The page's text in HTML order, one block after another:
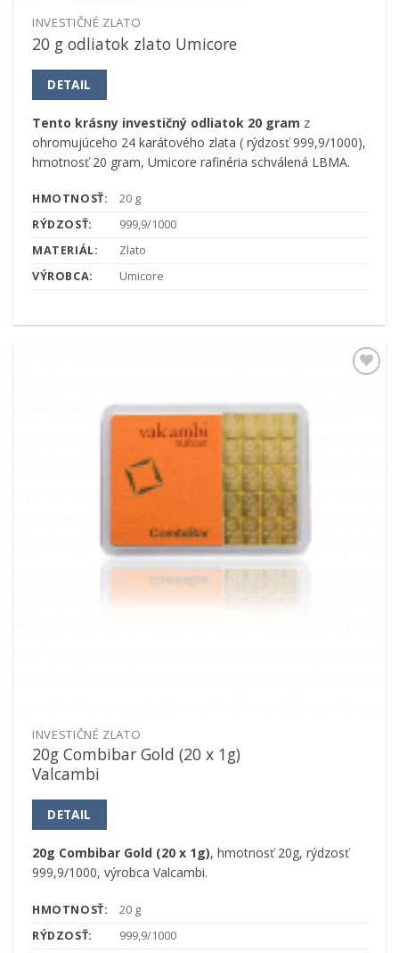
INVESTIČNÉ ZLATO
20 g odliatok zlato Umicore
DETAIL
Tento krásny investičný odliatok 20 gram z
ohromujúceho 24 karátového zlata ( rýdzosť 999,9/1000),
hmotnosť 20 gram, Umicore rafinéria schválená LBMA.
HMOTNOSŤ:
20 g
RÝDZOSŤ:
999,9/1000
MATERIÁL:
Zlato
VÝROBCA:
Umicore
INVESTIČNÉ ZLATO
20g Combibar Gold (20 x 1g)
Valcambi
DETAIL
20g Combibar Gold (20 x 1g), hmotnosť 20g, rýdzosť
999,9/1000, výrobca Valcambi.
HMOTNOSŤ:
20 g
RÝDZOSŤ:
999,9/1000